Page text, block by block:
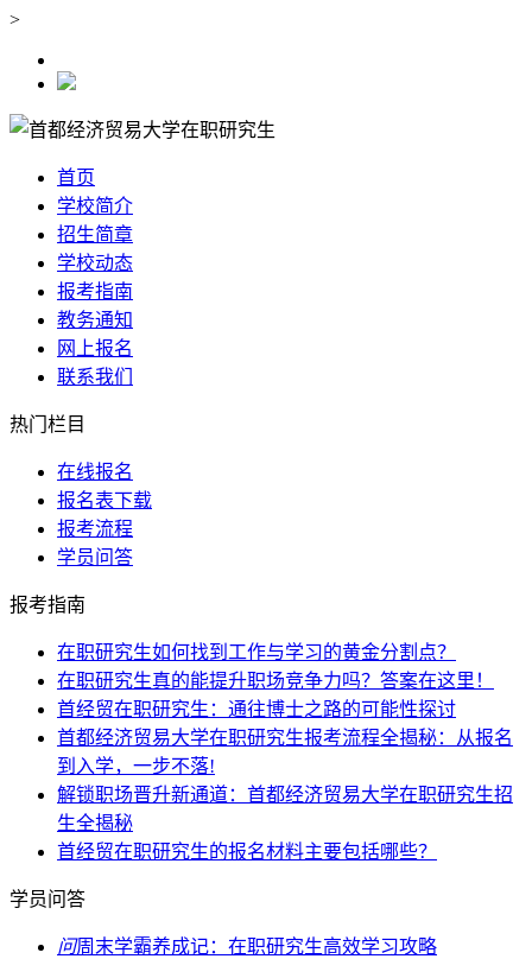
>
首页
学校简介
招生简章
学校动态
报考指南
教务通知
网上报名
联系我们
热门栏目
在线报名
报名表下载
报考流程
学员问答
报考指南
在职研究生如何找到工作与学习的黄金分割点？
在职研究生真的能提升职场竞争力吗？答案在这里！
首经贸在职研究生：通往博士之路的可能性探讨
首都经济贸易大学在职研究生报考流程全揭秘：从报名
到入学，一步不落!
解锁职场晋升新通道：首都经济贸易大学在职研究生招
生全揭秘
首经贸在职研究生的报名材料主要包括哪些？
学员问答
问周末学霸养成记：在职研究生高效学习攻略